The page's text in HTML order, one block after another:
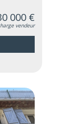
000 €
vendeur